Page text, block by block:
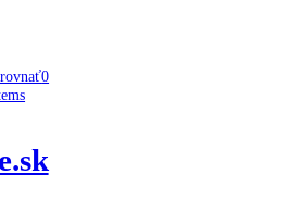
Porovnať
0Items